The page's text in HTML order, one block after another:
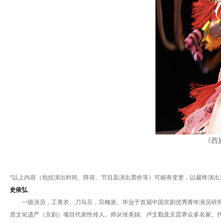
《
*以上内容（包括演出时间、阵容、节目及演出票价等）可能有变更，以最终演
史依弘
一级演员，工青衣、刀马旦，宗梅派。毕业于首届中国京剧优秀青年演员研
质文化遗产（京剧）项目代表性传人。师从张美娟、卢文勤及京昆界众多名家